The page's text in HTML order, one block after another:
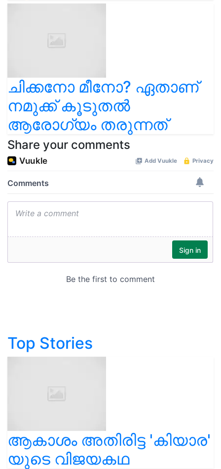
ചിക്കനോ മീനോ? ഏതാണ്
നമുക്ക് കൂടുതൽ
ആരോഗ്യം തരുന്നത്
Share your comments
Top Stories
ആകാശം അതിരിട്ട 'കിയാര'
യുടെ വിജയകഥ